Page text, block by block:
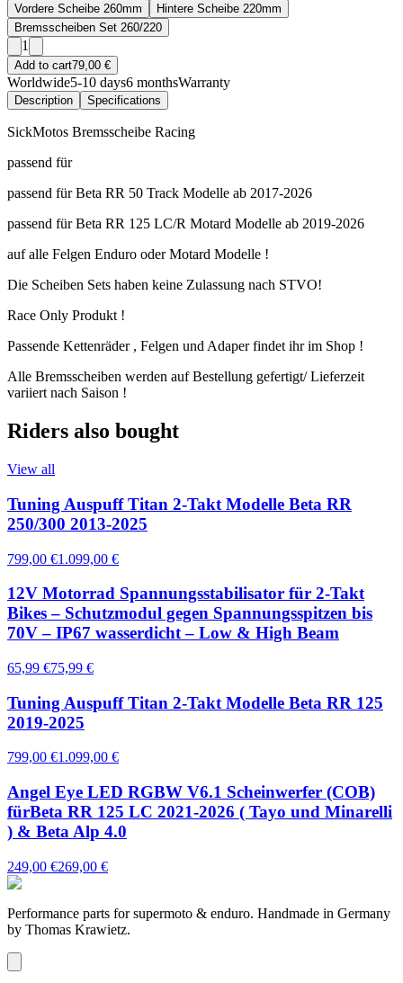
Vordere Scheibe 260mm
Hintere Scheibe 220mm
Bremsscheiben Set 260/220
1
Add to cart79,00 €
Worldwide5-10 days6 monthsWarranty
Description Specifications
SickMotos Bremsscheibe Racing
passend für
passend für Beta RR 50 Track Modelle ab 2017-2026
passend für Beta RR 125 LC/R Motard Modelle ab 2019-2026
auf alle Felgen Enduro oder Motard Modelle !
Die Scheiben Sets haben keine Zulassung nach STVO!
Race Only Produkt !
Passende Kettenräder , Felgen und Adaper findet ihr im Shop !
Alle Bremsscheiben werden auf Bestellung gefertigt/ Lieferzeit
variiert nach Saison !
Riders also bought
View all
Tuning Auspuff Titan 2-Takt Modelle Beta RR
250/300 2013-2025
799,00 €1.099,00 €
12V Motorrad Spannungsstabilisator für 2-Takt
Bikes – Schutzmodul gegen Spannungsspitzen bis
70V – IP67 wasserdicht – Low & High Beam
65,99 €75,99 €
Tuning Auspuff Titan 2-Takt Modelle Beta RR 125
2019-2025
799,00 €1.099,00 €
Angel Eye LED RGBW V6.1 Scheinwerfer (COB)
fürBeta RR 125 LC 2021-2026 ( Tayo und Minarelli
) & Beta Alp 4.0
249,00 €269,00 €
Performance parts for supermoto & enduro. Handmade in Germany
by Thomas Krawietz.